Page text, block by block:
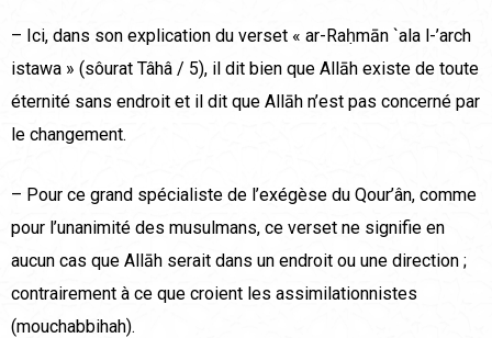
– Ici, dans son explication du verset « ar-Raḥmān `ala l-’arch
istawa » (sôurat Tâhâ / 5), il dit bien que Allāh existe de toute
éternité sans endroit et il dit que Allāh n’est pas concerné par
le changement.
– Pour ce grand spécialiste de l’exégèse du Qour’ân, comme
pour l’unanimité des musulmans, ce verset ne signifie en
aucun cas que Allāh serait dans un endroit ou une direction ;
contrairement à ce que croient les assimilationnistes
(mouchabbihah).